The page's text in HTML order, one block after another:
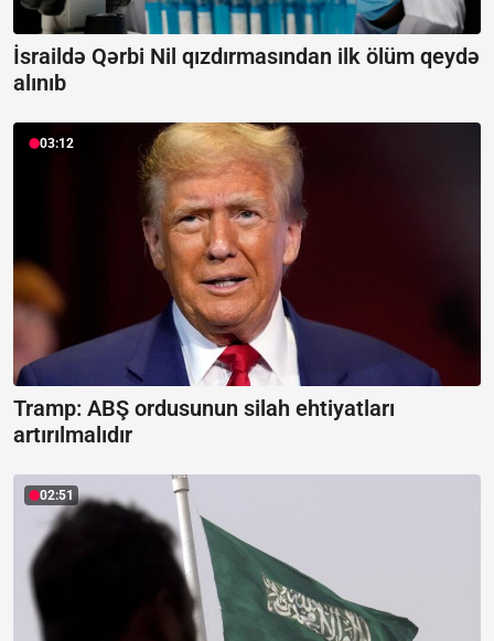
İsraildə Qərbi Nil qızdırmasından ilk ölüm qeydə
alınıb
03:12
Tramp: ABŞ ordusunun silah ehtiyatları
artırılmalıdır
02:51